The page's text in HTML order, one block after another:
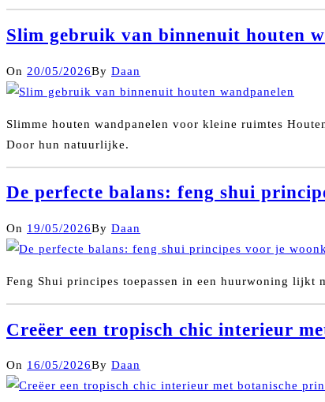
Slim gebruik van binnenuit houten
On 20/05/2026By Daan
Slimme houten wandpanelen voor kleine ruimtes
Door hun natuurlijke.
De perfecte balans: feng shui
On 19/05/2026By Daan
Feng Shui principes toepassen in een huurwoning lijkt
Creëer een tropisch chic interieur
On 16/05/2026By Daan